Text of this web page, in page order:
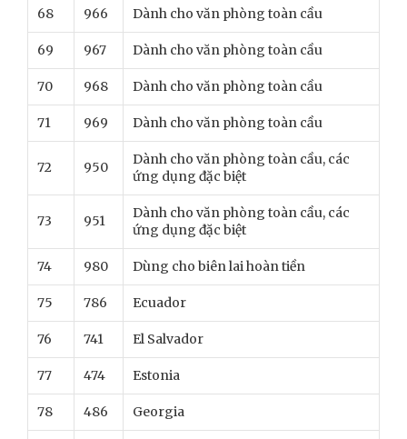
68 966 Dành cho văn phòng toàn cầu
69 967 Dành cho văn phòng toàn cầu
70 968 Dành cho văn phòng toàn cầu
71 969 Dành cho văn phòng toàn cầu
72 950
Dành cho văn phòng toàn cầu, các
ứng dụng đặc biệt
73 951
Dành cho văn phòng toàn cầu, các
ứng dụng đặc biệt
74 980 Dùng cho biên lai hoàn tiền
75 786 Ecuador
76 741 El Salvador
77 474 Estonia
78 486 Georgia